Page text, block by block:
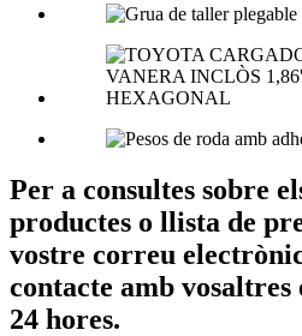
Per a consultes sobre
productes o llista de
vostre correu
contacte amb
24 hores.